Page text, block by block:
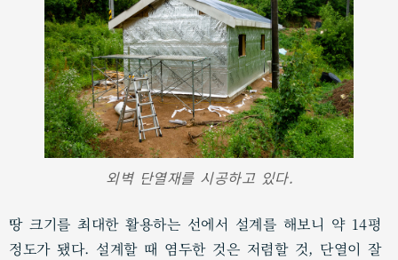
외벽 단열재를 시공하고 있다.
땅 크기를 최대한 활용하는 선에서 설계를 해보니 약 14평
정도가 됐다. 설계할 때 염두한 것은 저렴할 것, 단열이 잘